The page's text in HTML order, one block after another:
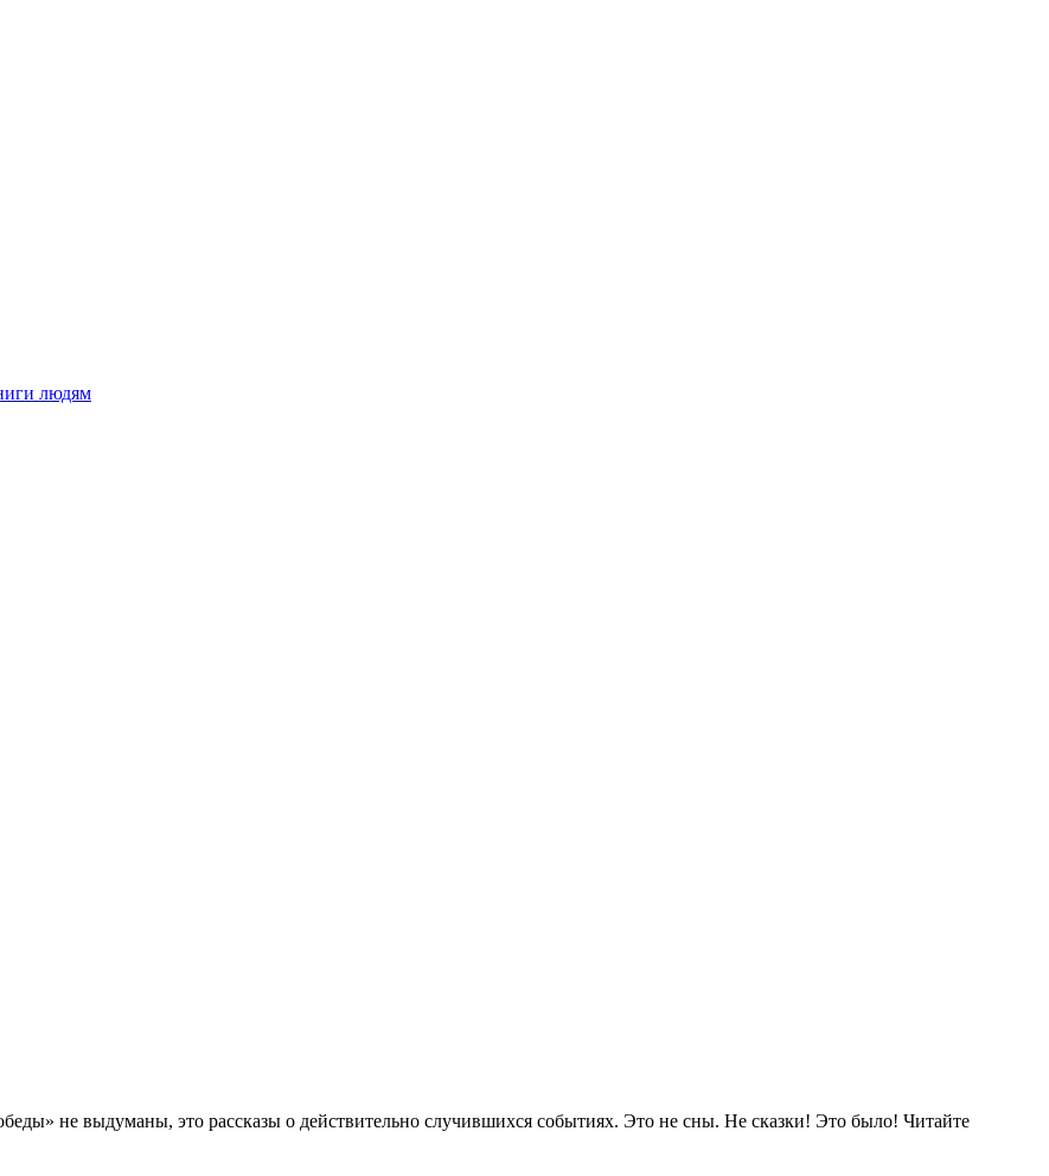
людям
не выдуманы, это рассказы о действительно случившихся событиях. Это не сны. Не сказки! Это было! Читайте